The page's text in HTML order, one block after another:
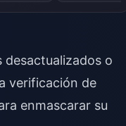
o
verificación de
enmascarar su